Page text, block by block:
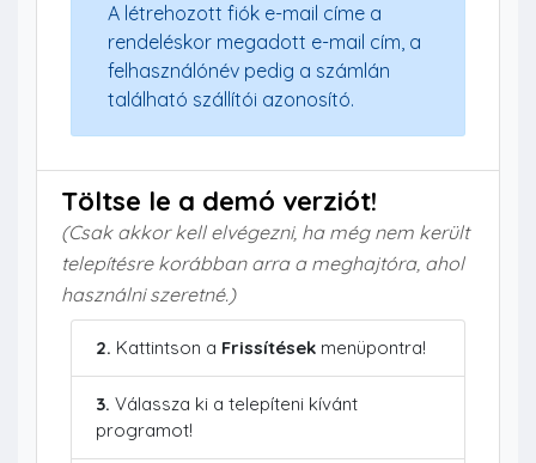
A létrehozott fiók e-mail címe a
rendeléskor megadott e-mail cím, a
felhasználónév pedig a számlán
található szállítói azonosító.
Töltse le a demó verziót!
(Csak akkor kell elvégezni, ha még nem került
telepítésre korábban arra a meghajtóra, ahol
használni szeretné.)
2. Kattintson a Frissítések menüpontra!
3. Válassza ki a telepíteni kívánt
programot!